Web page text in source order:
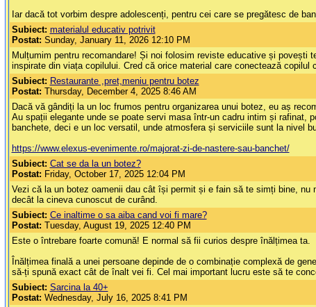
Iar dacă tot vorbim despre adolescenți, pentru cei care se pregătesc de
Subiect: materialul educativ potrivit
Postat: Sunday, January 11, 2026 12:10 PM
Mulțumim pentru recomandare! Și noi folosim reviste educative și
inspirate din viața copilului. Cred că orice material care conectează
Subiect: Restaurante ,pret,meniu pentru botez
Postat: Thursday, December 4, 2025 8:46 AM
Dacă vă gândiți la un loc frumos pentru organizarea unui botez, eu aș
Au spații elegante unde se poate servi masa într-un cadru intim și rafinat,
banchete, deci e un loc versatil, unde atmosfera și serviciile sunt la nivel
https://www.elexus-evenimente.ro/majorat-zi-de-nastere-sau-banchet/
Subiect: Cat se da la un botez?
Postat: Friday, October 17, 2025 12:04 PM
Vezi că la un botez oamenii dau cât își permit și e fain să te simți bine,
decât la cineva cunoscut de curând.
Subiect: Ce inaltime o sa aiba cand voi fi mare?
Postat: Tuesday, August 19, 2025 12:40 PM
Este o întrebare foarte comună! E normal să fii curios despre înălțimea ta.
Înălțimea finală a unei persoane depinde de o combinație complexă de
să-ți spună exact cât de înalt vei fi. Cel mai important lucru este să te
Subiect: Sarcina la 40+
Postat: Wednesday, July 16, 2025 8:41 PM